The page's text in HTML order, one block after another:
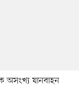
অসংখ্য যানবাহন